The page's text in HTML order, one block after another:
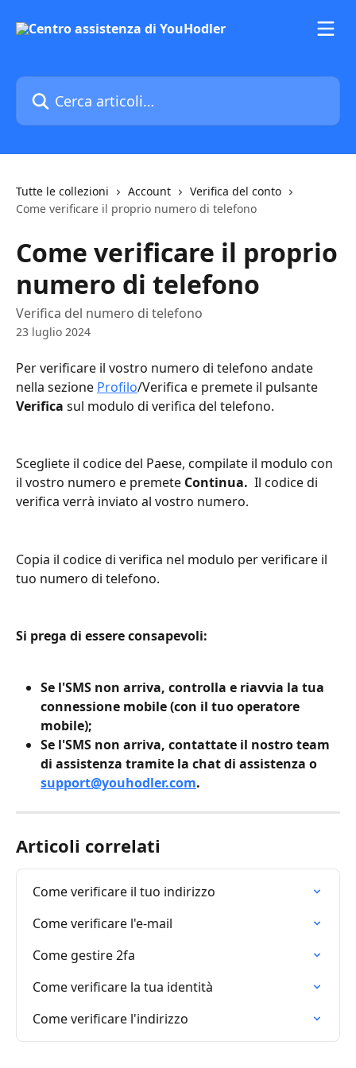
Cerca articoli…
Tutte le collezioni Account
Verifica del conto
Come verificare il proprio numero di telefono
Come verificare il proprio
numero di telefono
Verifica del numero di telefono
23 luglio 2024
Per verificare il vostro numero di telefono andate
nella sezione Profilo/Verifica e premete il pulsante
Verifica sul modulo di verifica del telefono.
Scegliete il codice del Paese, compilate il modulo con
il vostro numero e premete Continua. Il codice di
verifica verrà inviato al vostro numero.
Copia il codice di verifica nel modulo per verificare il
tuo numero di telefono.
Si prega di essere consapevoli:
Se l'SMS non arriva, controlla e riavvia la tua
connessione mobile (con il tuo operatore
mobile);
Se l'SMS non arriva, contattate il nostro team
di assistenza tramite la chat di assistenza o
support@youhodler.com.
Articoli correlati
Come verificare il tuo indirizzo
Come verificare l'e-mail
Come gestire 2fa
Come verificare la tua identità
Come verificare l'indirizzo